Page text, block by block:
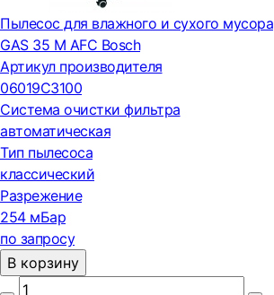
Пылесос для влажного и сухого мусора
GAS 35 M AFC Bosch
Артикул производителя
06019C3100
Система очистки фильтра
автоматическая
Тип пылесоса
классический
Разрежение
254 мБар
по запросу
В корзину